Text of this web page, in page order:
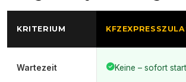
KRITERIUM
Wartezeit Keine – sofort